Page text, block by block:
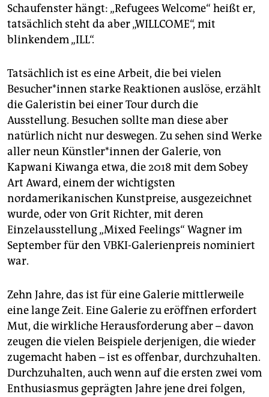
Schaufenster hängt: „Refugees Welcome“ heißt er,
tatsächlich steht da aber „WILLCOME“, mit
blinkendem „ILL“.
Tatsächlich ist es eine Arbeit, die bei vielen
Besucher*innen starke Reaktionen auslöse, erzählt
die Galeristin bei einer Tour durch die
Ausstellung. Besuchen sollte man diese aber
natürlich nicht nur deswegen. Zu sehen sind Werke
aller neun Künstler*innen der Galerie, von
Kapwani Kiwanga etwa, die 2018 mit dem Sobey
Art Award, einem der wichtigsten
nordamerikanischen Kunstpreise, ausgezeichnet
wurde, oder von Grit Richter, mit deren
Einzelausstellung „Mixed Feelings“ Wagner im
September für den VBKI-Galerienpreis nominiert
war.
Zehn Jahre, das ist für eine Galerie mittlerweile
eine lange Zeit. Eine Galerie zu eröffnen erfordert
Mut, die wirkliche Herausforderung aber – davon
zeugen die vielen Beispiele derjenigen, die wieder
zugemacht haben – ist es offenbar, durchzuhalten.
Durchzuhalten, auch wenn auf die ersten zwei vom
Enthusiasmus geprägten Jahre jene drei folgen,